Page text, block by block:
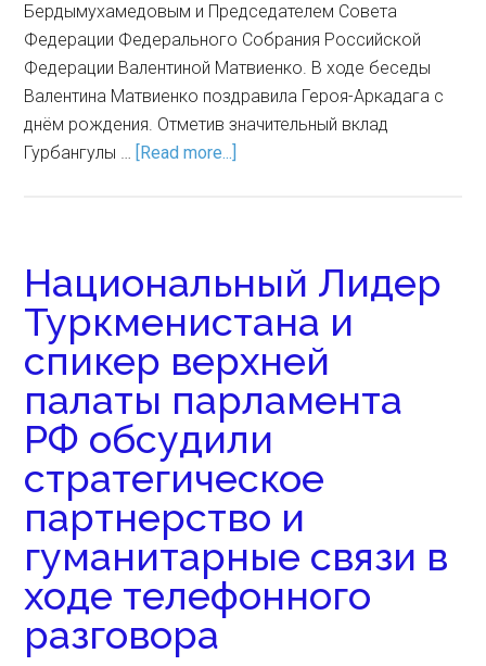
Бердымухамедовым и Председателем Совета
Федерации Федерального Собрания Российской
Федерации Валентиной Матвиенко. В ходе беседы
Валентина Матвиенко поздравила Героя-Аркадага с
днём рождения. Отметив значительный вклад
Гурбангулы … [Read more...]
Национальный Лидер
Туркменистана и
спикер верхней
палаты парламента
РФ обсудили
стратегическое
партнерство и
гуманитарные связи в
ходе телефонного
разговора